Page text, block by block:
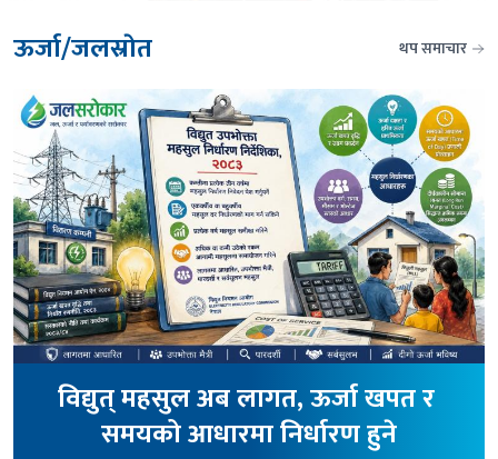
ऊर्जा/जलस्राेत थप समाचार
विद्युत् महसुल अब लागत, ऊर्जा खपत र
समयको आधारमा निर्धारण हुने